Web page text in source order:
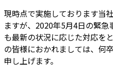
現時点で実施しております当
ますが、2020年5月4日の緊
も最新の状況に応じた対応を
の皆様におかれましては、何
申し上げます。